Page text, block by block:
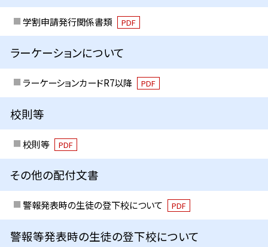
学割申請発行関係書類 PDF
ラーケーションについて
ラーケーションカードR7以降 PDF
校則等
校則等 PDF
その他の配付文書
警報発表時の生徒の登下校について PDF
警報等発表時の生徒の登下校について